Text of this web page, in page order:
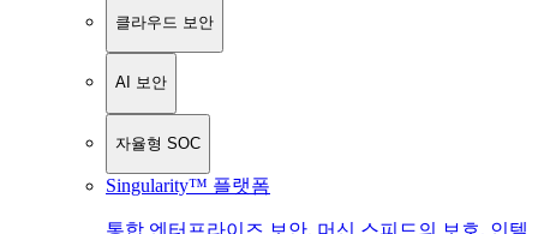
클라우드 보안
AI 보안
자율형 SOC
Singularity™ 플랫폼